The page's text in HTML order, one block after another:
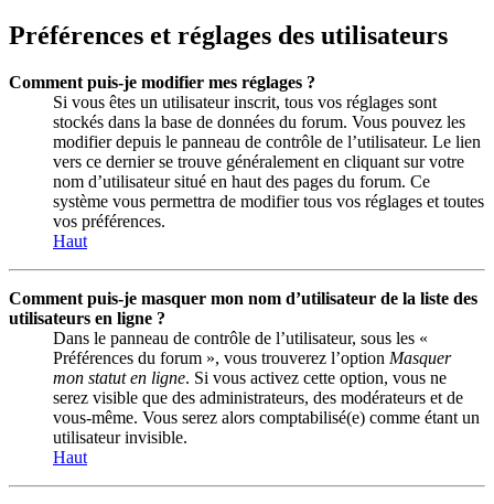
Préférences et réglages des utilisateurs
Comment puis-je modifier mes réglages ?
Si vous êtes un utilisateur inscrit, tous vos réglages sont
stockés dans la base de données du forum. Vous pouvez les
modifier depuis le panneau de contrôle de l’utilisateur. Le lien
vers ce dernier se trouve généralement en cliquant sur votre
nom d’utilisateur situé en haut des pages du forum. Ce
système vous permettra de modifier tous vos réglages et toutes
vos préférences.
Haut
Comment puis-je masquer mon nom d’utilisateur de la liste des
utilisateurs en ligne ?
Dans le panneau de contrôle de l’utilisateur, sous les «
Préférences du forum », vous trouverez l’option Masquer
mon statut en ligne. Si vous activez cette option, vous ne
serez visible que des administrateurs, des modérateurs et de
vous-même. Vous serez alors comptabilisé(e) comme étant un
utilisateur invisible.
Haut